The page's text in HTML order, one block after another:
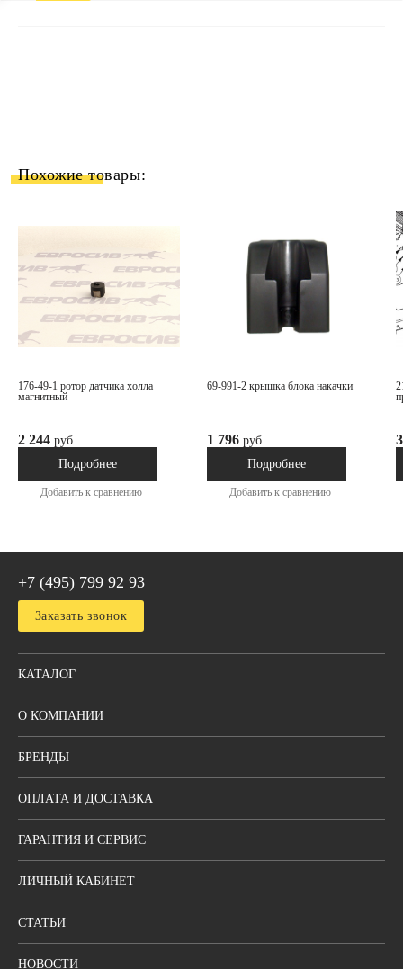
Похожие товары:
176-49-1 ротор датчика холла
магнитный
2 244 руб
Под заказ
Подробнее
Добавить к сравнению
69-991-2 крышка блока накачки
1 796 руб
Под заказ
Подробнее
Добавить к сравнению
216-43-2 кронштейн крепления
+7 (495) 799 92 93
Заказать звонок
КАТАЛОГ
О КОМПАНИИ
БРЕНДЫ
ОПЛАТА И ДОСТАВКА
ГАРАНТИЯ И СЕРВИС
ЛИЧНЫЙ КАБИНЕТ
СТАТЬИ
НОВОСТИ